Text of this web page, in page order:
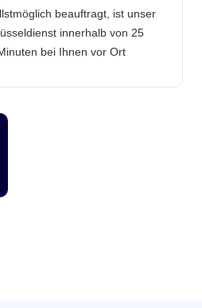
beauftragt, ist unser
innerhalb von 25
bei Ihnen vor Ort